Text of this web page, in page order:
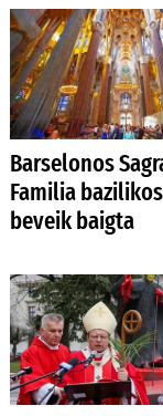
Barselonos
Familia
beveik baigta